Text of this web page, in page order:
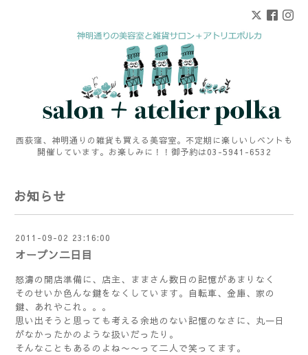
西荻窪、神明通りの雑貨も買える美容室。不定期に楽しいしベントも
開催しています。お楽しみに！！御予約は03-5941-6532
お知らせ
2011-09-02 23:16:00
オープン二日目
怒濤の開店準備に、店主、ままさん数日の記憶があまりなく
そのせいか色んな鍵をなくしています。自転車、金庫、家の
鍵、あれやこれ。。。
思い出そうと思っても考える余地のない記憶のなさに、丸一日
がなかったかのような扱いだったり。
そんなこともあるのよね〜〜って二人で笑ってます。